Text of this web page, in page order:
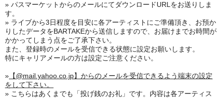
» パスマーケットからのメールにてダウンロードURLをお送りしま
す。
» ライブから3日程度を目安に各アーティストにご準備頂き、お預か
りしたデータをBARTAKEから送信しますので、お届けまでお時間が
かかってしまう点をご了承下さい。
また、登録時のメールを受信できる状態に設定お願いします。
特にキャリアメールの方は設定ご注意ください。
» 【@mail.yahoo.co.jp】からのメールを受信できるよう端末の設定
をして下さい。
» こちらはあくまでも「投げ銭のお礼」です。内容は各アーティス